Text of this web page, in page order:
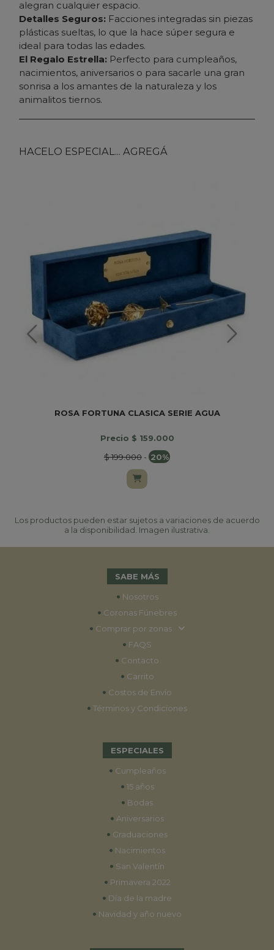
alegran cualquier espacio.
Detalles Seguros: Facciones integradas sin piezas
plásticas sueltas, lo que la hace súper segura e
ideal para todas las edades.
El Regalo Estrella: Perfecto para cumpleaños,
nacimientos, aniversarios o para sacarle una gran
sonrisa a los amantes de la naturaleza y los
animalitos tiernos.
HACELO ESPECIAL... AGREGÁ
ROSA FORTUNA CLASICA SERIE AGUA
Precio $ 159.000
$ 199.000- 20%
Los productos pueden estar sujetos a variaciones de acuerdo
a la disponibilidad. Imagen ilustrativa.
SABE MÁS
• Nosotros
• Coronas Fúnebres
• Comprar por zonas
• FAQS
• Contacto
• Carrito
• Costos de Envío
• Términos y Condiciones
ESPECIALES
• Cumpleaños
• 15 años
• Bodas
• Aniversarios
• Graduaciones
• Nacimientos
• San Valentín
• Primavera 2022
• Día de la madre
• Navidad y año nuevo